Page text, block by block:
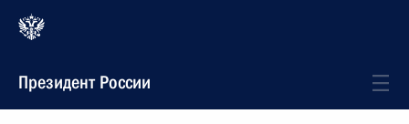
Президент России